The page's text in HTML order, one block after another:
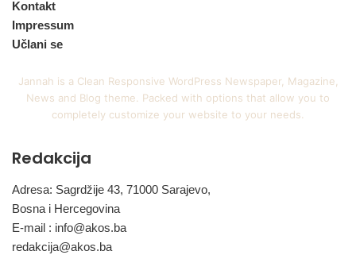
Kontakt
Impressum
Učlani se
Jannah is a Clean Responsive WordPress Newspaper, Magazine,
News and Blog theme. Packed with options that allow you to
completely customize your website to your needs.
Redakcija
Adresa: Sagrdžije 43, 71000 Sarajevo,
Bosna i Hercegovina
E-mail : info@akos.ba
redakcija@akos.ba